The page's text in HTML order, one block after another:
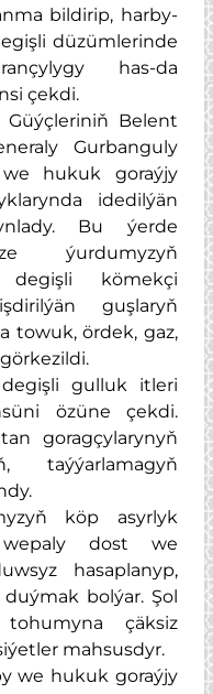
bildirip, harby-
düzümlerinde
has-da
çekdi.
Güýçleriniň Belent
Gurbanguly
hukuk goraýjy
idedilýän
Bu ýerde
ýurdumyzyň
degişli kömekçi
guşlaryň
towuk, ördek, gaz,
gulluk itleri
özüne çekdi.
goragçylarynyň
taýýarlamagyň
köp asyrlyk
wepaly dost we
hasaplanyp,
bolýar. Şol
çäksiz
mahsusdyr.
we hukuk goraýjy